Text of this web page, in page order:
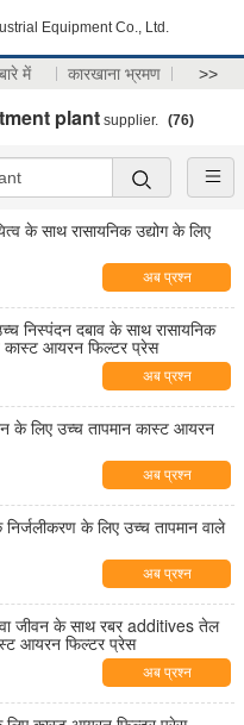
Equipment Co., Ltd.
में कारखाना भ्रमण >>
plant supplier. (76)
के साथ रासायनिक उद्योग के लिए
अब प्रश्न
निस्पंदन दबाव के साथ रासायनिक
कास्ट आयरन फिल्टर प्रेस
अब प्रश्न
के लिए उच्च तापमान कास्ट आयरन
अब प्रश्न
निर्जलीकरण के लिए उच्च तापमान वाले
अब प्रश्न
जीवन के साथ रबर additives तेल
आयरन फिल्टर प्रेस
अब प्रश्न